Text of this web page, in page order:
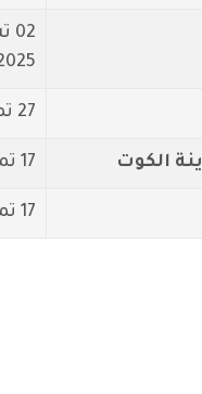
27 تموز/يوليو 2025
الكوت 17 تموز/يوليو 2025
17 تموز/يوليو 2025